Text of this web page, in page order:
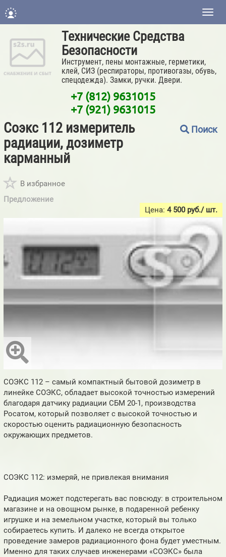
Технические Средства
Безопасности
Инструмент, пены монтажные, герметики,
клей, СИЗ (респираторы, противогазы, обувь,
спецодежда). Замки, ручки. Двери.
+7 (812) 9631015
+7 (921) 9631015
Соэкс 112 измеритель
радиации, дозиметр
карманный
Поиск
В избранное
Предложение
Цена: 4 500 руб./ шт.
СОЭКС 112 – самый компактный бытовой дозиметр в
линейке СОЭКС, обладает высокой точностью измерений
благодаря датчику радиации СБМ 20-1, производства
Росатом, который позволяет с высокой точностью и
скоростью оценить радиационную безопасность
окружающих предметов.
СОЭКС 112: измеряй, не привлекая внимания
Радиация может подстерегать вас повсюду: в строительном
магазине и на овощном рынке, в подаренной ребенку
игрушке и на земельном участке, который вы только
собираетесь купить. И далеко не всегда открытое
проведение замеров радиационного фона будет уместным.
Именно для таких случаев инженерами «СОЭКС» была